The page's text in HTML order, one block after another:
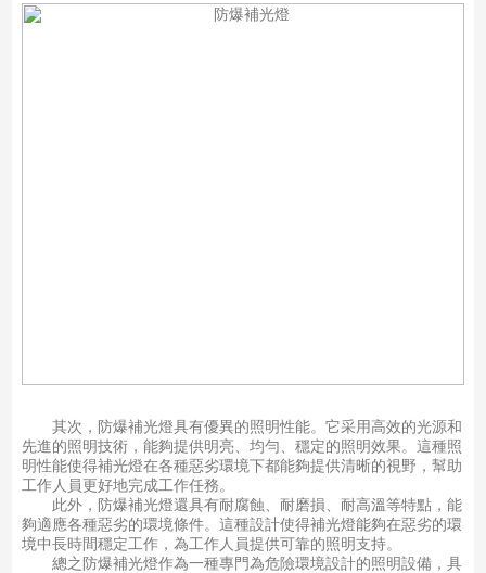
其次，防爆補光燈具有優異的照明性能。它采用高效的光源和
先進的照明技術，能夠提供明亮、均勻、穩定的照明效果。這種照
明性能使得補光燈在各種惡劣環境下都能夠提供清晰的視野，幫助
工作人員更好地完成工作任務。
此外，防爆補光燈還具有耐腐蝕、耐磨損、耐高溫等特點，能
夠適應各種惡劣的環境條件。這種設計使得補光燈能夠在惡劣的環
境中長時間穩定工作，為工作人員提供可靠的照明支持。
總之防爆補光燈作為一種專門為危險環境設計的照明設備，具